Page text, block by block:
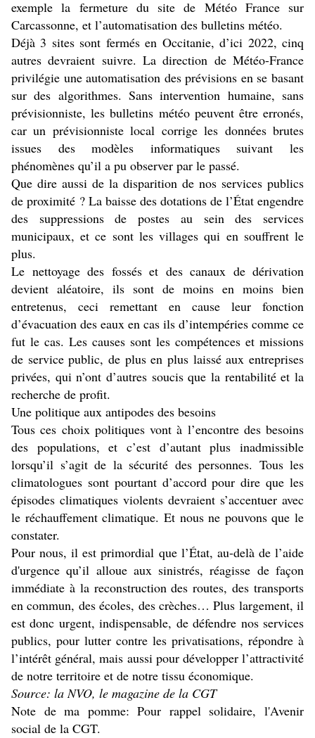
exemple la fermeture du site de Météo France sur
Carcassonne, et l’automatisation des bulletins météo.
Déjà 3 sites sont fermés en Occitanie, d’ici 2022, cinq
autres devraient suivre. La direction de Météo-France
privilégie une automatisation des prévisions en se basant
sur des algorithmes. Sans intervention humaine, sans
prévisionniste, les bulletins météo peuvent être erronés,
car un prévisionniste local corrige les données brutes
issues des modèles informatiques suivant les
phénomènes qu’il a pu observer par le passé.
Que dire aussi de la disparition de nos services publics
de proximité ? La baisse des dotations de l’État engendre
des suppressions de postes au sein des services
municipaux, et ce sont les villages qui en souffrent le
plus.
Le nettoyage des fossés et des canaux de dérivation
devient aléatoire, ils sont de moins en moins bien
entretenus, ceci remettant en cause leur fonction
d’évacuation des eaux en cas ils d’intempéries comme ce
fut le cas. Les causes sont les compétences et missions
de service public, de plus en plus laissé aux entreprises
privées, qui n’ont d’autres soucis que la rentabilité et la
recherche de profit.
Une politique aux antipodes des besoins
Tous ces choix politiques vont à l’encontre des besoins
des populations, et c’est d’autant plus inadmissible
lorsqu’il s’agit de la sécurité des personnes. Tous les
climatologues sont pourtant d’accord pour dire que les
épisodes climatiques violents devraient s’accentuer avec
le réchauffement climatique. Et nous ne pouvons que le
constater.
Pour nous, il est primordial que l’État, au-delà de l’aide
d'urgence qu’il alloue aux sinistrés, réagisse de façon
immédiate à la reconstruction des routes, des transports
en commun, des écoles, des crèches… Plus largement, il
est donc urgent, indispensable, de défendre nos services
publics, pour lutter contre les privatisations, répondre à
l’intérêt général, mais aussi pour développer l’attractivité
de notre territoire et de notre tissu économique.
Source: la NVO, le magazine de la CGT
Note de ma pomme: Pour rappel solidaire, l'Avenir
social de la CGT.